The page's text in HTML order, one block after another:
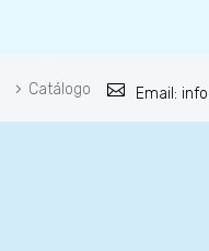
Catálogo Email: